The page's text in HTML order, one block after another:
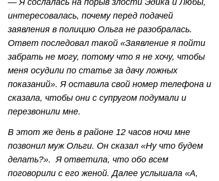
—Я сослалась на порыв злости Эдика и Любы,
интересовалась, почему перед подачей
заявления в полицию Ольга не разобралась.
Ответ последовал такой «Заявление я пойти
забрать не могу, потому что я не хочу, чтобы
меня осудили по статье за дачу ложных
показаний». Я оставила свой номер телефона и
сказала, чтобы они с супругом подумали и
перезвонили мне.
В этот же день в районе 12 часов ночи мне
позвонил муж Ольги. Он сказал «Ну что будем
делать?». Я ответила, что обо всем
поговорили с его женой. Далее услышала «А,